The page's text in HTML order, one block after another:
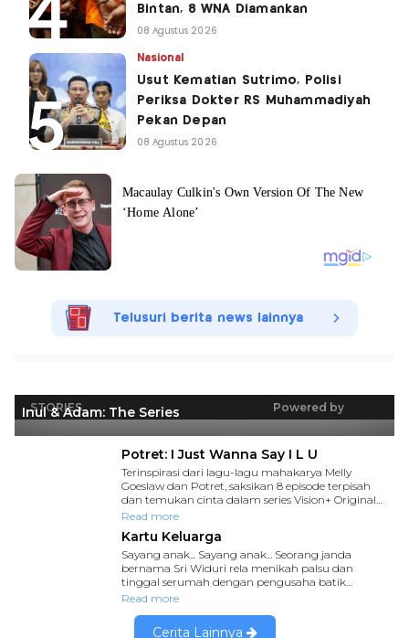
Bintan, 8 WNA Diamankan
08 Agustus 2026
Nasional
Usut Kematian Sutrimo, Polisi
Periksa Dokter RS Muhammadiyah
Pekan Depan
08 Agustus 2026
Telusuri berita news lainnya